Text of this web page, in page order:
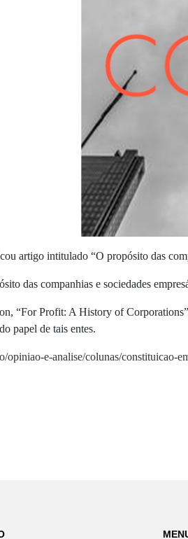
artigo intitulado “O propósito das
das companhias e sociedades
“For Profit: A History of
papel de tais entes.
e-analise/colunas/constituicao-